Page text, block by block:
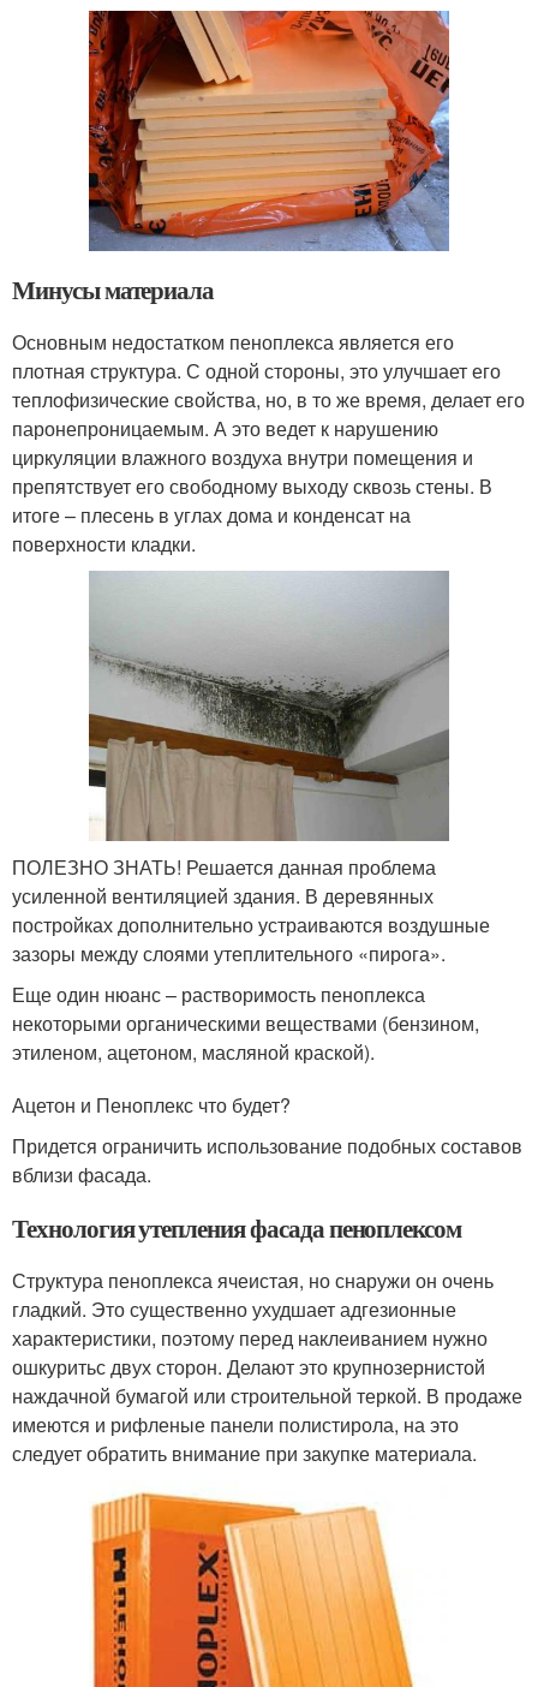
Минусы материала
Основным недостатком пеноплекса является его
плотная структура. С одной стороны, это улучшает его
теплофизические свойства, но, в то же время, делает его
паронепроницаемым. А это ведет к нарушению
циркуляции влажного воздуха внутри помещения и
препятствует его свободному выходу сквозь стены. В
итоге – плесень в углах дома и конденсат на
поверхности кладки.
ПОЛЕЗНО ЗНАТЬ! Решается данная проблема
усиленной вентиляцией здания. В деревянных
постройках дополнительно устраиваются воздушные
зазоры между слоями утеплительного «пирога».
Еще один нюанс – растворимость пеноплекса
некоторыми органическими веществами (бензином,
этиленом, ацетоном, масляной краской).
Ацетон и Пеноплекс что будет?
Придется ограничить использование подобных составов
вблизи фасада.
Технология утепления фасада пеноплексом
Структура пеноплекса ячеистая, но снаружи он очень
гладкий. Это существенно ухудшает адгезионные
характеристики, поэтому перед наклеиванием нужно
ошкуритьс двух сторон. Делают это крупнозернистой
наждачной бумагой или строительной теркой. В продаже
имеются и рифленые панели полистирола, на это
следует обратить внимание при закупке материала.